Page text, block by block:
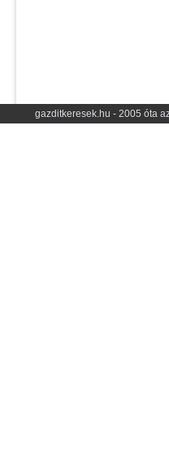
gazditkeresek.hu - 2005 óta